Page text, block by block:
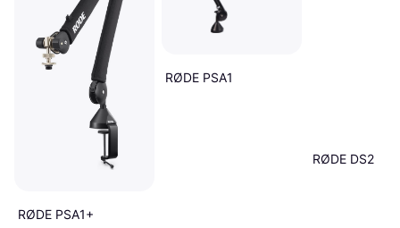
RØDE PSA1+
RØDE PSA1
RØDE DS2